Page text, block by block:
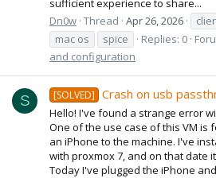
sufficient experience to share...
Dn0w Thread Apr 26, 2026
mac os
spice Replies: 0
and configuration
S [SOLVED] Crash on usb
Hello! I've found a strange error
One of the use case of this VM is
an iPhone to the machine. I've
with proxmox 7, and on that date
Today I've plugged the iPhone